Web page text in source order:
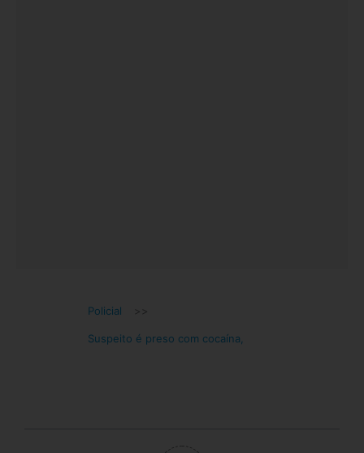
Policial >>
Suspeito é preso com cocaína,